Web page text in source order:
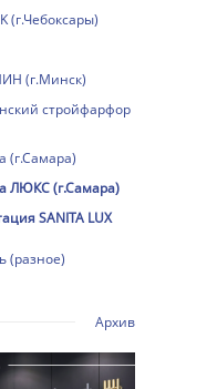
(г.Чебоксары)
(г.Минск)
стройфарфор
(г.Самара)
ЛЮКС (г.Самара)
SANITA LUX
(разное)
Архив